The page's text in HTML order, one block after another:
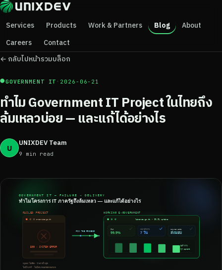
Services Products Work & Partners Blog
About
Careers
Contact
← กลับไปหน้ารวมบล็อก
●GOVERNMENT IT • 2026-06-21
ทำไม Government IT Project ในไทยถึง
ล้มเหลวบ่อย — และแก้ได้อย่างไร
U
UNIXDEV Team
9 min read